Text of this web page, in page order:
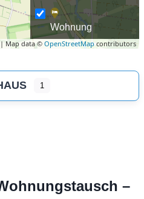
| Map data © OpenStreetMap contributors
Wohnung
1
–